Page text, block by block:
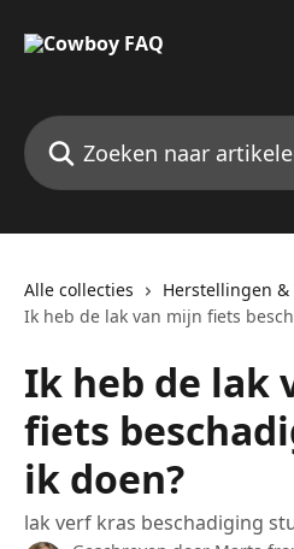
Zoeken naar artikelen ...
Alle collecties Herstellingen &
Ik heb de lak van mijn fiets
Ik heb de lak
fiets
ik doen?
lak verf kras beschadiging